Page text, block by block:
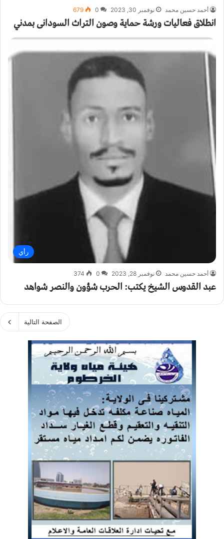
أحمد حسين محمد نوفمبر 30, 2023 0
679
انطلاق فعاليات ورشة حماية وصون التراث السودانى بمدني
رأي
أحمد حسين محمد نوفمبر 28, 2023 0
374
عبد القدوس الشيخ يكتب: الحرب شؤون والنصر شواهد
الصفحة التالية